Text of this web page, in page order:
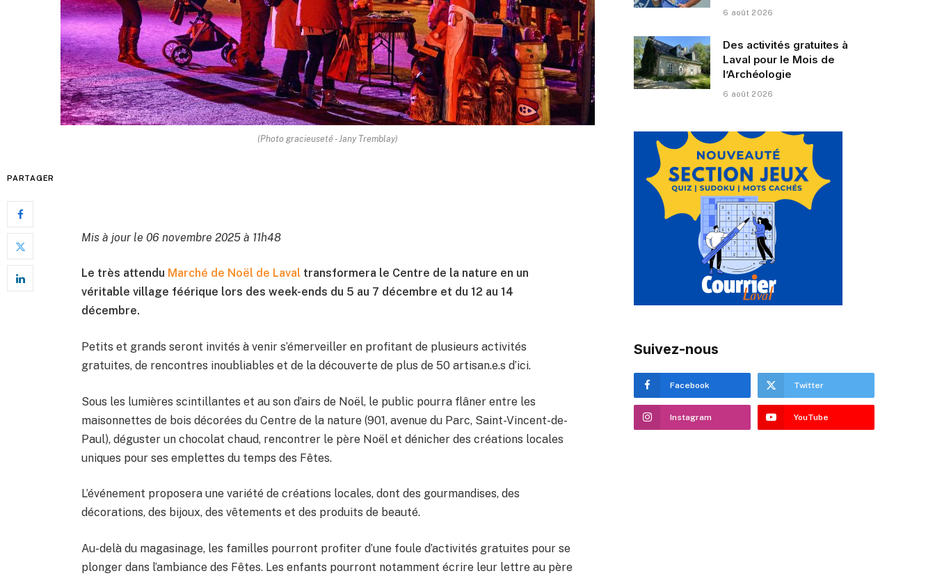
(Photo gracieuseté - Jany Tremblay)
PARTAGER
Mis à jour le 06 novembre 2025 à 11h48
Le très attendu Marché de Noël de Laval transformera le Centre de la nature en un
véritable village féérique lors des week-ends du 5 au 7 décembre et du 12 au 14
décembre.
Petits et grands seront invités à venir s’émerveiller en profitant de plusieurs activités
gratuites, de rencontres inoubliables et de la découverte de plus de 50 artisan.e.s d’ici.
Sous les lumières scintillantes et au son d’airs de Noël, le public pourra flâner entre les
maisonnettes de bois décorées du Centre de la nature (901, avenue du Parc, Saint-Vincent-de-
Paul), déguster un chocolat chaud, rencontrer le père Noël et dénicher des créations locales
uniques pour ses emplettes du temps des Fêtes.
L’événement proposera une variété de créations locales, dont des gourmandises, des
décorations, des bijoux, des vêtements et des produits de beauté.
Au-delà du magasinage, les familles pourront profiter d’une foule d’activités gratuites pour se
plonger dans l’ambiance des Fêtes. Les enfants pourront notamment écrire leur lettre au père
6 août 2026
Des activités gratuites à
Laval pour le Mois de
l’Archéologie
6 août 2026
Suivez-nous
Facebook Twitter
Instagram YouTube